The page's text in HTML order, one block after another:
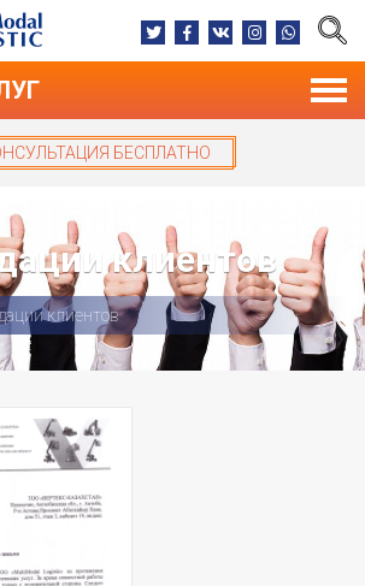
БЕСПЛАТНО
клиентов
клиентов